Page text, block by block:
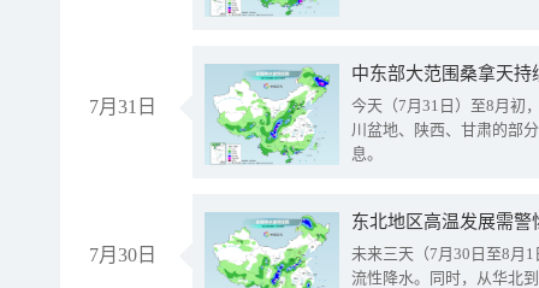
7月31日
中东部大范围桑拿天
今天（7月31日）至8月初
川盆地、陕西、甘肃的部
息。
7月30日
东北地区高温发展需
未来三天（7月30日至8月
流性降水。同时，从华北